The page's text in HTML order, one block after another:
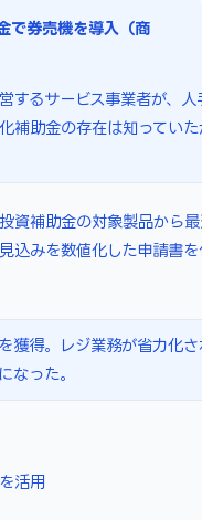
で券売機を導入（商
するサービス事業者が、人
補助金の存在は知っていた
資補助金の対象製品から最
込みを数値化した申請書を
獲得。レジ業務が省力化さ
なった。
活用